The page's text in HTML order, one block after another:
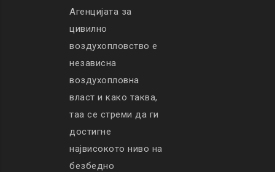
Агенцијата за
цивилно
воздухопловство е
независна
воздухопловна
власт и како таква,
таа се стреми да ги
достигне
највисокото ниво на
безбедно